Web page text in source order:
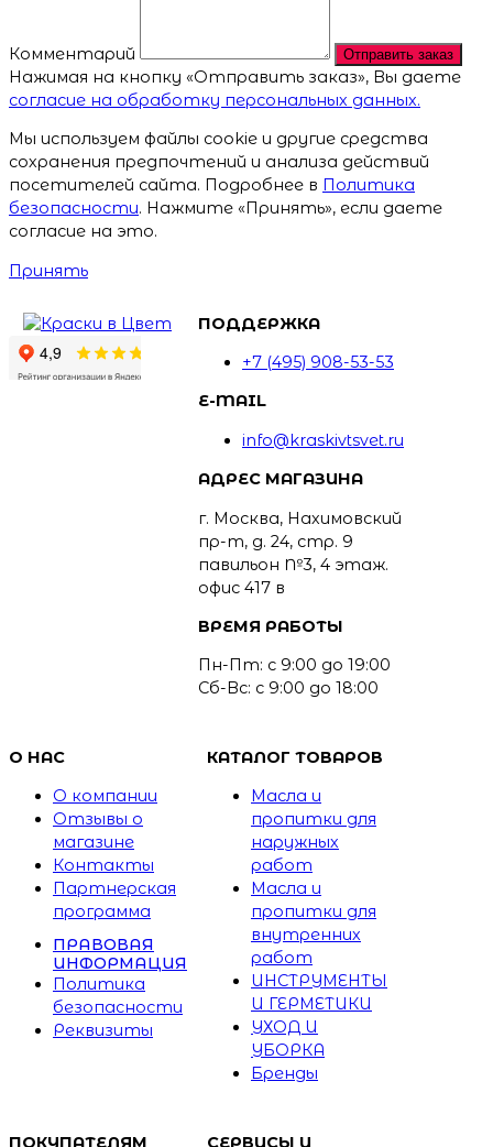
Комментарий Отправить заказ
Нажимая на кнопку «Отправить заказ», Вы даете
согласие на обработку персональных данных.
Мы используем файлы cookie и другие средства
сохранения предпочтений и анализа действий
посетителей сайта. Подробнее в Политика
безопасности. Нажмите «Принять», если даете
согласие на это.
Принять
ПОДДЕРЖКА
+7 (495) 908-53-53
E-MAIL
info@kraskivtsvet.ru
АДРЕС МАГАЗИНА
г. Москва, Нахимовский
пр-т, д. 24, стр. 9
павильон №3, 4 этаж.
офис 417 в
ВРЕМЯ РАБОТЫ
Пн-Пт: с 9:00 до 19:00
Сб-Вс: с 9:00 до 18:00
О НАС
О компании
Отзывы о
магазине
Контакты
Партнерская
программа
ПРАВОВАЯ
ИНФОРМАЦИЯ
Политика
безопасности
Реквизиты
КАТАЛОГ ТОВАРОВ
Масла и
пропитки для
наружных
работ
Масла и
пропитки для
внутренних
работ
ИНСТРУМЕНТЫ
И ГЕРМЕТИКИ
УХОД И
УБОРКА
Бренды
ПОКУПАТЕЛЯМ СЕРВИСЫ И